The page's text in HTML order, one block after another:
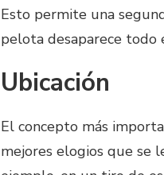
Esto permite una
pelota desaparece todo
Ubicación
El concepto más
mejores elogios que se